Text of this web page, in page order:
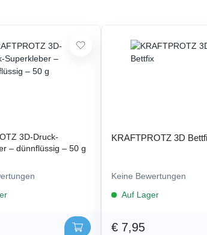
3D-Druck-
– dünnflüssig – 50 g
KRAFTPROTZ 3D
Keine Bewertungen
Auf Lager
€ 7,95